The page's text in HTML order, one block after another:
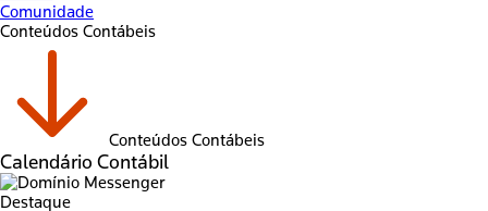
Comunidade
Conteúdos Contábeis
Conteúdos Contábeis
Calendário Contábil
Destaque